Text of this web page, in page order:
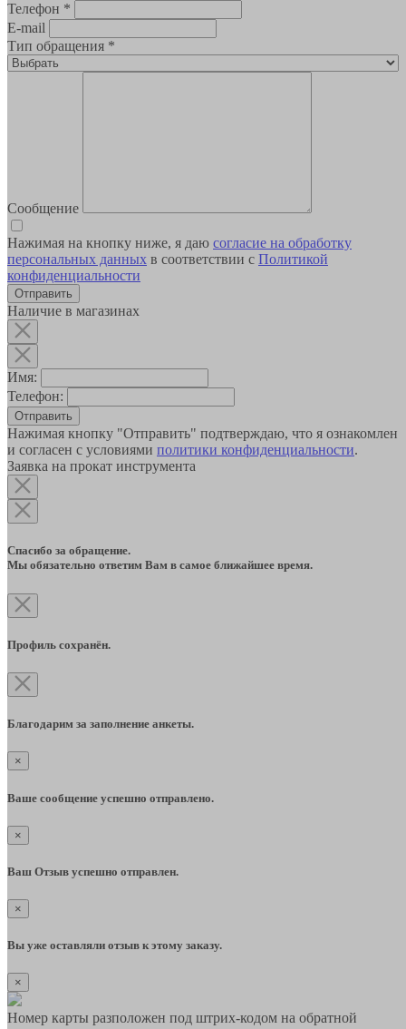
Телефон *
E-mail
Тип обращения *
Сообщение
Нажимая на кнопку ниже, я даю согласие на обработку
персональных данных в соответствии с Политикой
конфиденциальности
Наличие в магазинах
Имя:
Телефон:
Отправить
Нажимая кнопку "Отправить" подтверждаю, что я ознакомлен
и согласен с условиями политики конфиденциальности.
Заявка на прокат инструмента
Спасибо за обращение.
Мы обязательно ответим Вам в самое ближайшее время.
Профиль сохранён.
Благодарим за заполнение анкеты.
×
Ваше сообщение успешно отправлено.
×
Ваш Отзыв успешно отправлен.
×
Вы уже оставляли отзыв к этому заказу.
×
Номер карты разположен под штрих-кодом на обратной